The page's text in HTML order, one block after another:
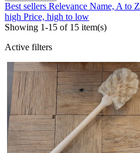
Best sellers Relevance Name, A to Z
high Price, high to low
Showing 1-15 of 15 item(s)
Active filters